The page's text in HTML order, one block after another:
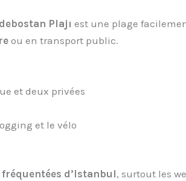
Plajı est une plage
ou en transport public.
et deux privées
et le vélo
d’Istanbul, surtout les